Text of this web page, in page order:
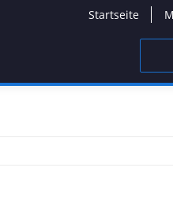
Startseite